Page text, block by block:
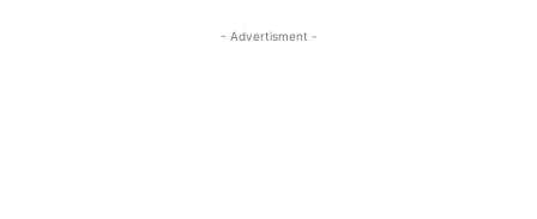
- Advertisment -